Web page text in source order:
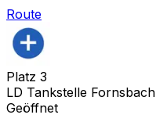
Route
Platz 3
LD Tankstelle Fornsbach
Geöffnet